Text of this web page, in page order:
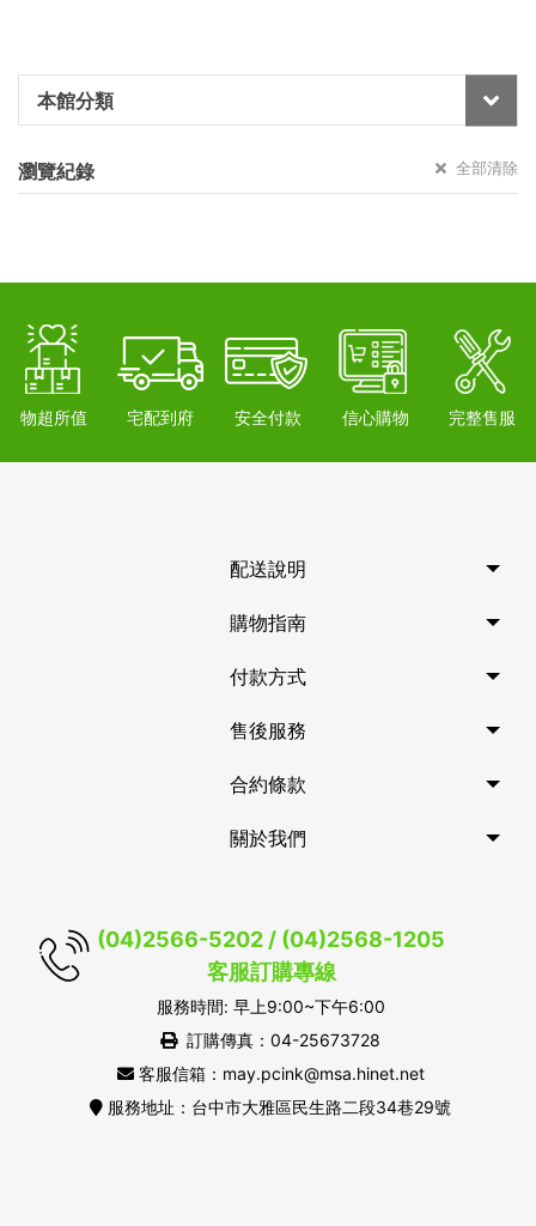
本館分類
瀏覽紀錄 全部清除
物超所值 宅配到府 安全付款 信心購物 完整售服
配送說明
購物指南
付款方式
售後服務
合約條款
關於我們
(04)2566-5202 / (04)2568-1205
客服訂購專線
服務時間: 早上9:00~下午6:00
訂購傳真：04-25673728
客服信箱：may.pcink@msa.hinet.net
服務地址：台中市大雅區民生路二段34巷29號